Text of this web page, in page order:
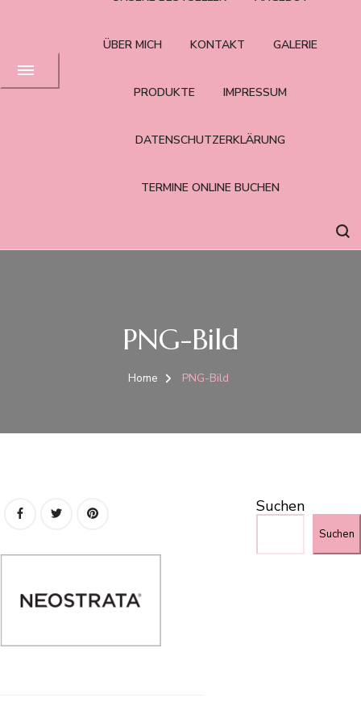
ÜBER MICH KONTAKT GALERIE
PRODUKTE IMPRESSUM
DATENSCHUTZERKLÄRUNG
TERMINE ONLINE BUCHEN
PNG-Bild
Home PNG-Bild
Suchen
Suchen